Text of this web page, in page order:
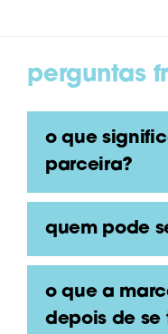
perguntas
O que significa ser uma marca
parceira?
quem pode
O que a marca deve fazer
depois de se